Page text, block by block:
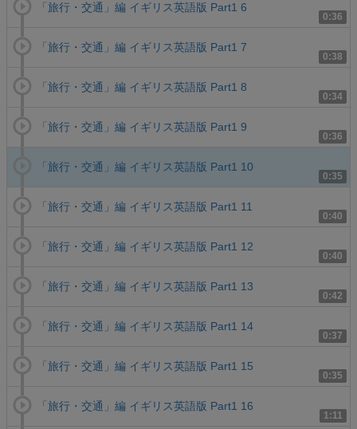
0:36
「旅行・交通」編 イギリス英語版 Part1 6
0:38
「旅行・交通」編 イギリス英語版 Part1 7
0:34
「旅行・交通」編 イギリス英語版 Part1 8
0:36
「旅行・交通」編 イギリス英語版 Part1 9
0:35
「旅行・交通」編 イギリス英語版 Part1 10
0:40
「旅行・交通」編 イギリス英語版 Part1 11
0:40
「旅行・交通」編 イギリス英語版 Part1 12
0:42
「旅行・交通」編 イギリス英語版 Part1 13
0:37
「旅行・交通」編 イギリス英語版 Part1 14
0:35
「旅行・交通」編 イギリス英語版 Part1 15
1:11
「旅行・交通」編 イギリス英語版 Part1 16